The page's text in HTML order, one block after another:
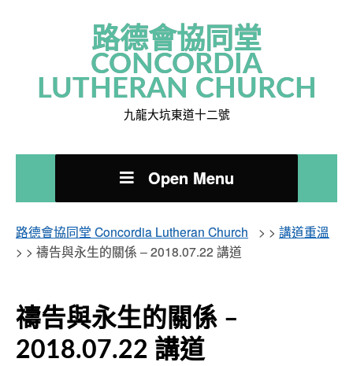
路德會協同堂
CONCORDIA
LUTHERAN CHURCH
九龍大坑東道十二號
Open Menu
路德會協同堂 Concordia Lutheran Church > > 講道重溫
> > 禱告與永生的關係 – 2018.07.22 講道
禱告與永生的關係 –
2018.07.22 講道